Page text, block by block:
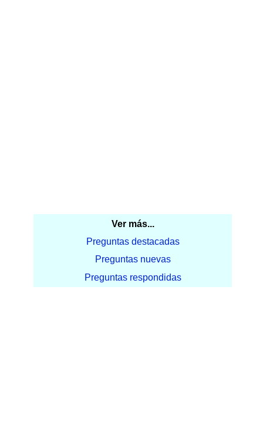
Ver más...
Preguntas destacadas
Preguntas nuevas
Preguntas respondidas